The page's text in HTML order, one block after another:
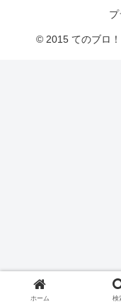
© 2015 てのブロ
ホーム 検